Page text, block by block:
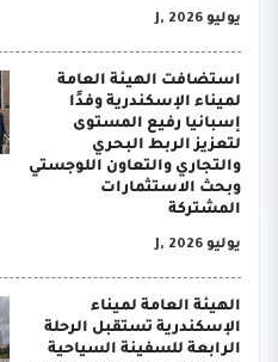
يوليو J, 2026
استضافت الهيئة العامة
لميناء الإسكندرية وفدًا
إسبانيا رفيع المستوى
لتعزيز الربط البحري
والتجاري والتعاون اللوجستي
وبحث الاستثمارات
المشتركة
يوليو J, 2026
الهيئة العامة لميناء
الإسكندرية تستقبل الرحلة
الرابعة للسفينة السياحية